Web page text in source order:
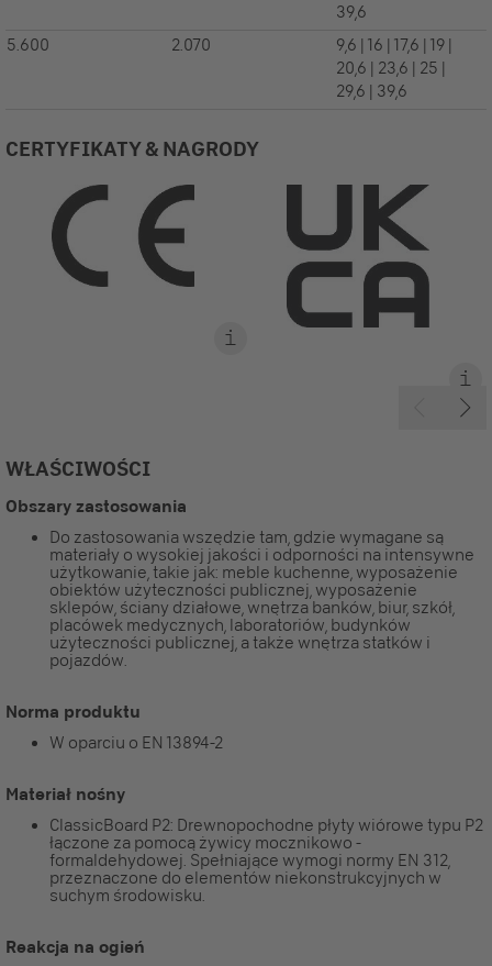
39,6
5.600
2.070
9,6 | 16 | 17,6 | 19 |
20,6 | 23,6 | 25 |
29,6 | 39,6
CERTYFIKATY & NAGRODY
WŁAŚCIWOŚCI
Obszary zastosowania
Do zastosowania wszędzie tam, gdzie wymagane są
materiały o wysokiej jakości i odporności na intensywne
użytkowanie, takie jak: meble kuchenne, wyposażenie
obiektów użyteczności publicznej, wyposażenie
sklepów, ściany działowe, wnętrza banków, biur, szkół,
placówek medycznych, laboratoriów, budynków
użyteczności publicznej, a także wnętrza statków i
pojazdów.
Norma produktu
W oparciu o EN 13894-2
Materiał nośny
ClassicBoard P2: Drewnopochodne płyty wiórowe typu P2
łączone za pomocą żywicy mocznikowo -
formaldehydowej. Spełniające wymogi normy EN 312,
przeznaczone do elementów niekonstrukcyjnych w
suchym środowisku.
Reakcja na ogień